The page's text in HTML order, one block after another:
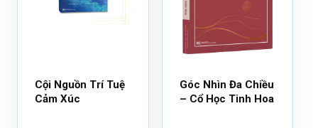
Cội Nguồn Trí Tuệ
Cảm Xúc
Góc Nhìn Đa Chiều
– Cổ Học Tinh Hoa